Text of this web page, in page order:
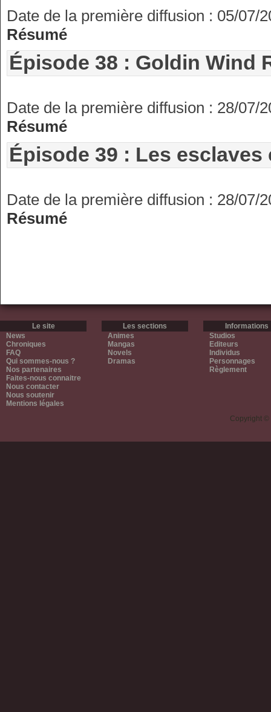
Date de la première diffusion : 05/07/
Résumé
Épisode 38 : Goldin Wind
Date de la première diffusion : 28/07/
Résumé
Épisode 39 : Les esclaves
Date de la première diffusion : 28/07/
Résumé
Le site
News
Chroniques
FAQ
Qui sommes-nous ?
Nos partenaires
Faites-nous connaitre
Nous contacter
Nous soutenir
Mentions légales
Les sections
Animes
Mangas
Novels
Dramas
Informations
Studios
Editeurs
Individus
Personnages
Règlement
Copyright ©